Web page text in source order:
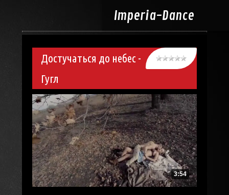
Imperia-Dance
Достучаться до небес -
Гугл
3:54